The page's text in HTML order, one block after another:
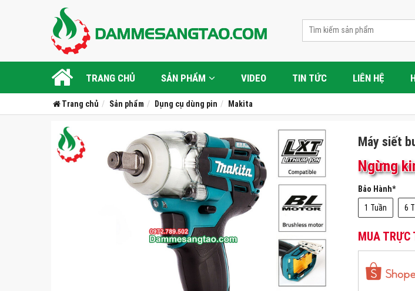
TRANG CHỦ SẢN PHẨM VIDEO TIN TỨC LIÊN HỆ
Trang chủ Sản phẩm Dụng cụ dùng pin Makita
Máy siết
Ngừng
Bảo Hành*
1 Tuần
6
MUA